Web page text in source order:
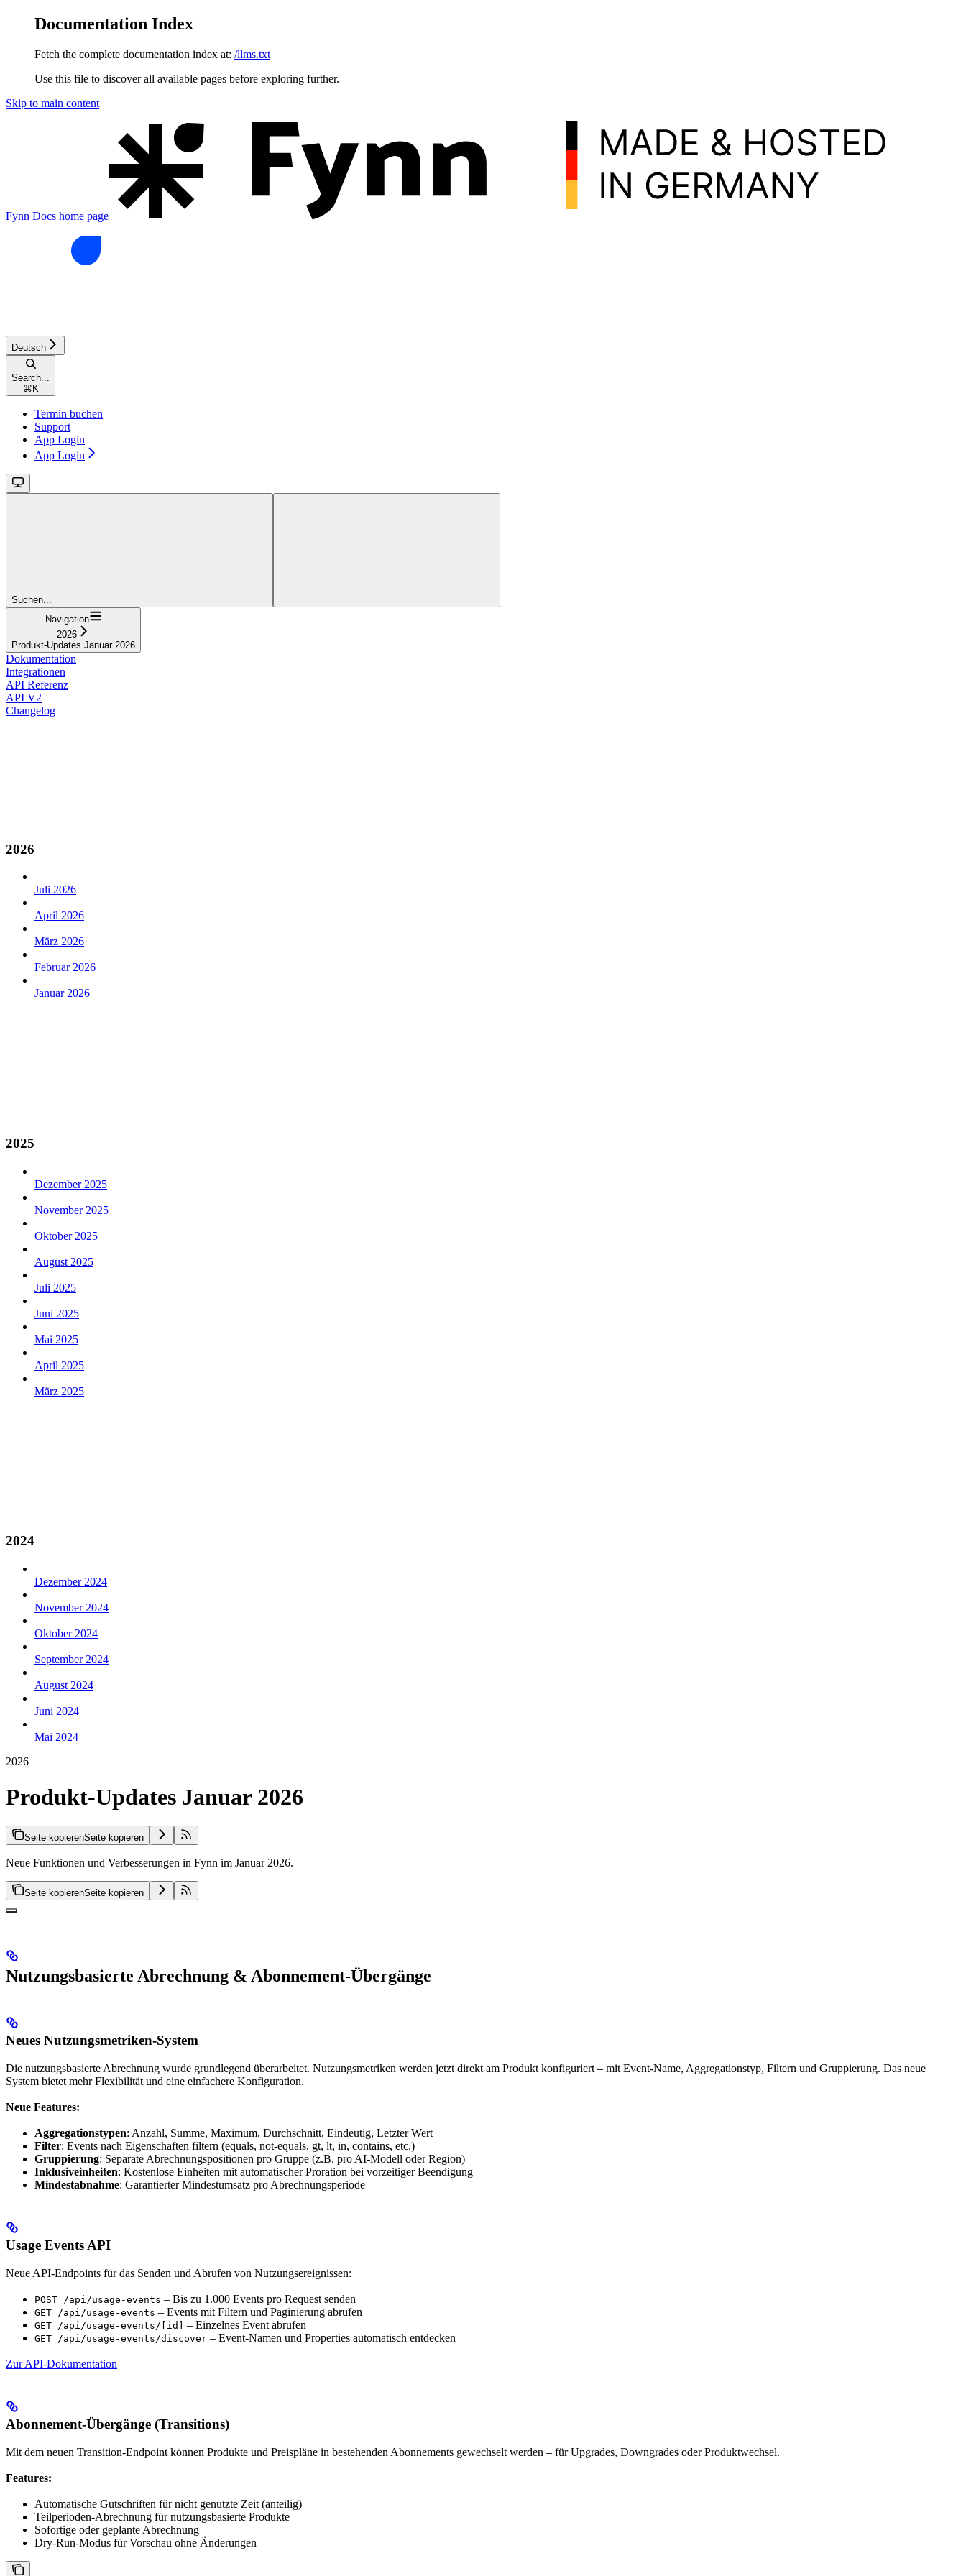
Documentation Index
Fetch the complete documentation index at: /llms.txt
Use this file to discover all available pages before exploring further.
Skip to main content
Fynn Docs home page
Deutsch
Search...
⌘ K
Termin buchen
Support
App Login
App Login
Suchen...
Navigation
2026
Produkt-Updates Januar 2026
Dokumentation
Integrationen
API Referenz
API V2
Changelog
2026
Juli 2026
April 2026
März 2026
Februar 2026
Januar 2026
2025
Dezember 2025
November 2025
Oktober 2025
August 2025
Juli 2025
Juni 2025
Mai 2025
April 2025
März 2025
2024
Dezember 2024
November 2024
Oktober 2024
September 2024
August 2024
Juni 2024
Mai 2024
2026
Produkt-Updates Januar 2026
Seite kopierenSeite kopieren
Neue Funktionen und Verbesserungen in Fynn im Januar 2026.
Seite kopierenSeite kopieren
Nutzungsbasierte Abrechnung & Abonnement-Übergänge
Neues Nutzungsmetriken-System
Die nutzungsbasierte Abrechnung wurde grundlegend überarbeitet. Nutzungsmetriken werden jetzt direkt am Produkt konfiguriert – mit Event-Name, Aggregationstyp, Filtern und Gruppierung. Das neue
System bietet mehr Flexibilität und eine einfachere Konfiguration.
Neue Features:
Aggregationstypen: Anzahl, Summe, Maximum, Durchschnitt, Eindeutig, Letzter Wert
Filter: Events nach Eigenschaften filtern (equals, not-equals, gt, lt, in, contains, etc.)
Gruppierung: Separate Abrechnungspositionen pro Gruppe (z.B. pro AI-Modell oder Region)
Inklusiveinheiten: Kostenlose Einheiten mit automatischer Proration bei vorzeitiger Beendigung
Mindestabnahme: Garantierter Mindestumsatz pro Abrechnungsperiode
Usage Events API
Neue API-Endpoints für das Senden und Abrufen von Nutzungsereignissen:
POST /api/usage-events – Bis zu 1.000 Events pro Request senden
GET /api/usage-events – Events mit Filtern und Paginierung abrufen
GET /api/usage-events/[id] – Einzelnes Event abrufen
GET /api/usage-events/discover – Event-Namen und Properties automatisch entdecken
Zur API-Dokumentation
Abonnement-Übergänge (Transitions)
Mit dem neuen Transition-Endpoint können Produkte und Preispläne in bestehenden Abonnements gewechselt werden – für Upgrades, Downgrades oder Produktwechsel.
Features:
Automatische Gutschriften für nicht genutzte Zeit (anteilig)
Teilperioden-Abrechnung für nutzungsbasierte Produkte
Sofortige oder geplante Abrechnung
Dry-Run-Modus für Vorschau ohne Änderungen